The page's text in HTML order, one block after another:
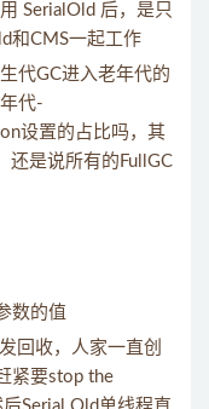
SerialOld 后，是只
和CMS一起工作
代GC进入老年代的
代-
设置的占比吗，其
还是说所有的FullGC
数的值
回收，人家一直创
紧要stop the